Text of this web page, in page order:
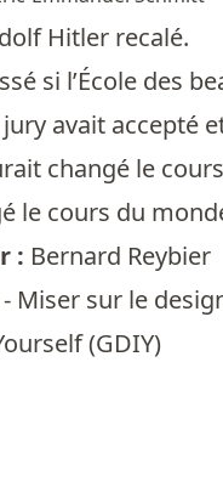
Hitler recalé.
si l’École des
avait accepté
changé le
le cours du
: Bernard Reybier
Miser sur le
(GDIY)